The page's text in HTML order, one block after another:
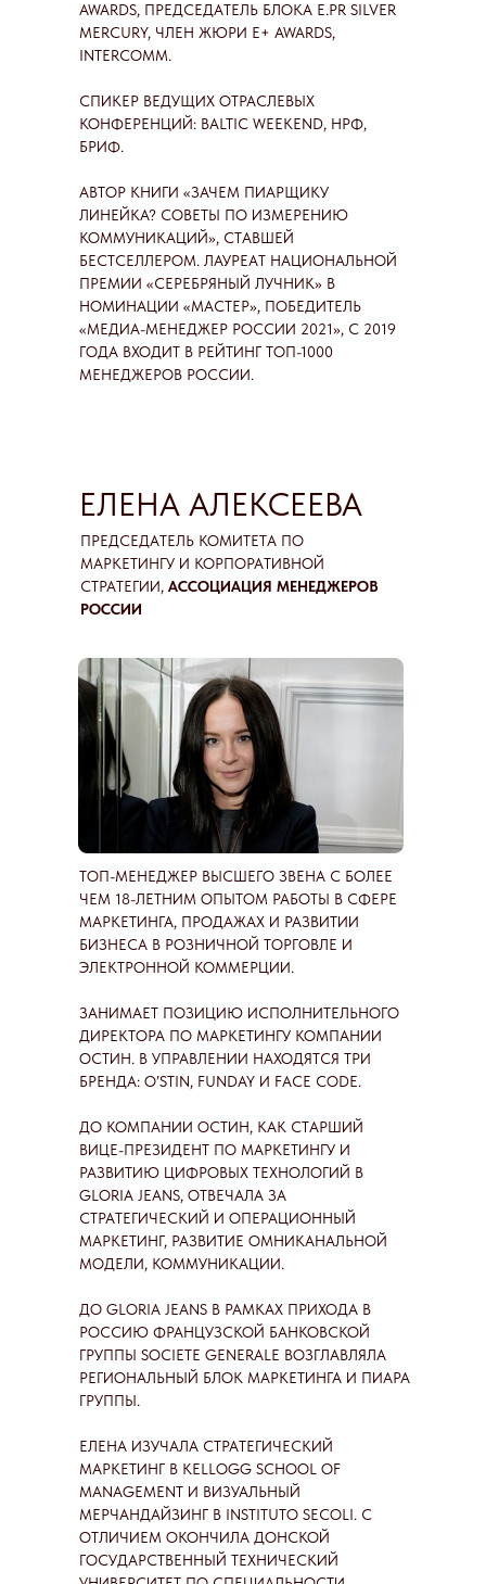
AWARDS, ПРЕДСЕДАТЕЛЬ БЛОКА Е.PR SILVER
MERCURY, ЧЛЕН ЖЮРИ E+ AWARDS,
INTERCOMM.
СПИКЕР ВЕДУЩИХ ОТРАСЛЕВЫХ
КОНФЕРЕНЦИЙ: BALTIC WEEKEND, НРФ,
БРИФ.
АВТОР КНИГИ «ЗАЧЕМ ПИАРЩИКУ
ЛИНЕЙКА? СОВЕТЫ ПО ИЗМЕРЕНИЮ
КОММУНИКАЦИЙ», СТАВШЕЙ
БЕСТСЕЛЛЕРОМ. ЛАУРЕАТ НАЦИОНАЛЬНОЙ
ПРЕМИИ «СЕРЕБРЯНЫЙ ЛУЧНИК» В
НОМИНАЦИИ «МАСТЕР», ПОБЕДИТЕЛЬ
«МЕДИА-МЕНЕДЖЕР РОССИИ 2021», С 2019
ГОДА ВХОДИТ В РЕЙТИНГ ТОП-1000
МЕНЕДЖЕРОВ РОССИИ.
ТОП-МЕНЕДЖЕР ВЫСШЕГО ЗВЕНА С БОЛЕЕ
ЧЕМ 18-ЛЕТНИМ ОПЫТОМ РАБОТЫ В СФЕРЕ
МАРКЕТИНГА, ПРОДАЖАХ И РАЗВИТИИ
БИЗНЕСА В РОЗНИЧНОЙ ТОРГОВЛЕ И
ЭЛЕКТРОННОЙ КОММЕРЦИИ.
ЗАНИМАЕТ ПОЗИЦИЮ ИСПОЛНИТЕЛЬНОГО
ДИРЕКТОРА ПО МАРКЕТИНГУ КОМПАНИИ
ОСТИН. В УПРАВЛЕНИИ НАХОДЯТСЯ ТРИ
БРЕНДА: O’STIN, FUNDAY И FACE CODE.
ДО КОМПАНИИ ОСТИН, КАК СТАРШИЙ
ВИЦЕ-ПРЕЗИДЕНТ ПО МАРКЕТИНГУ И
РАЗВИТИЮ ЦИФРОВЫХ ТЕХНОЛОГИЙ В
GLORIA JEANS, ОТВЕЧАЛА ЗА
СТРАТЕГИЧЕСКИЙ И ОПЕРАЦИОННЫЙ
МАРКЕТИНГ, РАЗВИТИЕ ОМНИКАНАЛЬНОЙ
МОДЕЛИ, КОММУНИКАЦИИ.
ДО GLORIA JEANS В РАМКАХ ПРИХОДА В
РОССИЮ ФРАНЦУЗСКОЙ БАНКОВСКОЙ
ГРУППЫ SOCIETE GENERALE ВОЗГЛАВЛЯЛА
РЕГИОНАЛЬНЫЙ БЛОК МАРКЕТИНГА И ПИАРА
ГРУППЫ.
ЕЛЕНА ИЗУЧАЛА СТРАТЕГИЧЕСКИЙ
МАРКЕТИНГ В KELLOGG SCHOOL OF
MANAGEMENT И ВИЗУАЛЬНЫЙ
МЕРЧАНДАЙЗИНГ В INSTITUTO SECOLI. С
ОТЛИЧИЕМ ОКОНЧИЛА ДОНСКОЙ
ГОСУДАРСТВЕННЫЙ ТЕХНИЧЕСКИЙ
ПРЕДСЕДАТЕЛЬ КОМИТЕТА ПО
МАРКЕТИНГУ И КОРПОРАТИВНОЙ
СТРАТЕГИИ, АССОЦИАЦИЯ МЕНЕДЖЕРОВ
РОССИИ
ЕЛЕНА АЛЕКСЕЕВА